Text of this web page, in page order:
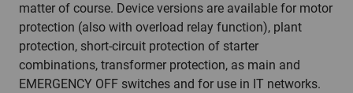
matter of course. Device versions are available for motor
protection (also with overload relay function), plant
protection, short-circuit protection of starter
combinations, transformer protection, as main and
EMERGENCY OFF switches and for use in IT networks.